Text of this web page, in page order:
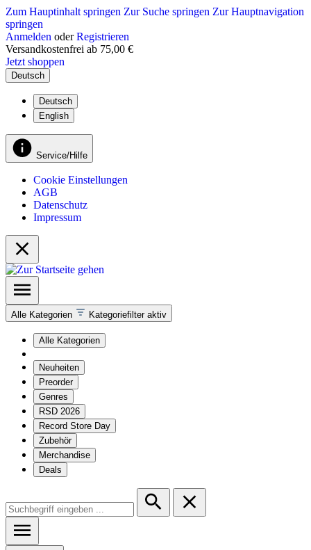
Zum Hauptinhalt springen Zur Suche springen Zur Hauptnavigation
springen
Anmelden oder Registrieren
Versandkostenfrei ab 75,00 €
Jetzt shoppen
Deutsch
Deutsch
English
Service/Hilfe
Cookie Einstellungen
AGB
Datenschutz
Impressum
Alle Kategorien Kategoriefilter aktiv
Alle Kategorien
Neuheiten
Preorder
Genres
RSD 2026
Record Store Day
Zubehör
Merchandise
Deals